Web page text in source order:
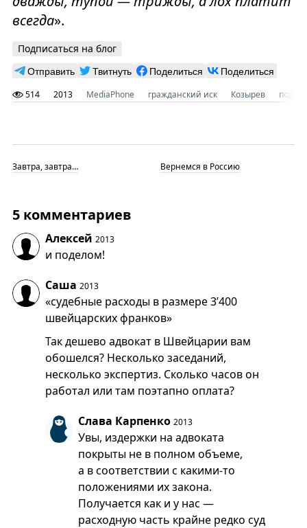
всегда».
Подписаться на блог
Отправить Твитнуть Поделиться Поделиться
514 2013 MediaPhone гражданский иск Козырев
Завтра, завтра… Вернемся в Россию
5 комментариев
Алексей 2013
и поделом!
Саша 2013
«судебные расходы в размере 3’400
швейцарских франков»
Так дешево адвокат в Швейцарии вам
обошелся? Несколько заседаний,
несколько экспертиз. Сколько часов он
работал или там поэтапно оплата?
Слава Карпенко 2013
Увы, издержки на адвоката
покрыты не в полном объеме,
а в соответствии с какими-то
положениями их закона.
Получается как и у нас —
расходную часть крайне редко суд